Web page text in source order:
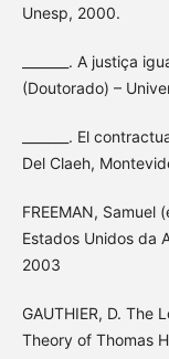
Unesp, 2000.
_______. A justiça
(Doutorado) –
_______. El
Del Claeh,
FREEMAN, Samuel
Estados Unidos da
2003
GAUTHIER, D. The
Theory of Thomas